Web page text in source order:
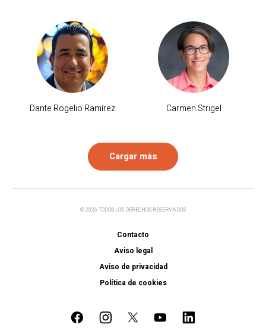
Dante Rogelio Ramírez Carmen Strigel
Cargar más
© 2026 TODOS LOS DERECHOS RESERVADOS
Contacto
Aviso legal
Aviso de privacidad
Política de cookies